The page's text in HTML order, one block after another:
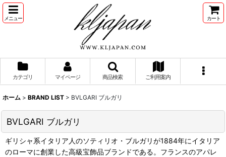
メニュー カート
カテゴリ マイページ 商品検索 ご利用案内
ホーム > BRAND LIST > BVLGARI ブルガリ
BVLGARI ブルガリ
ギリシャ系イタリア人のソティリオ・ブルガリが1884年にイタリア
のローマに創業した高級宝飾品ブランドである。フランスのアパレ